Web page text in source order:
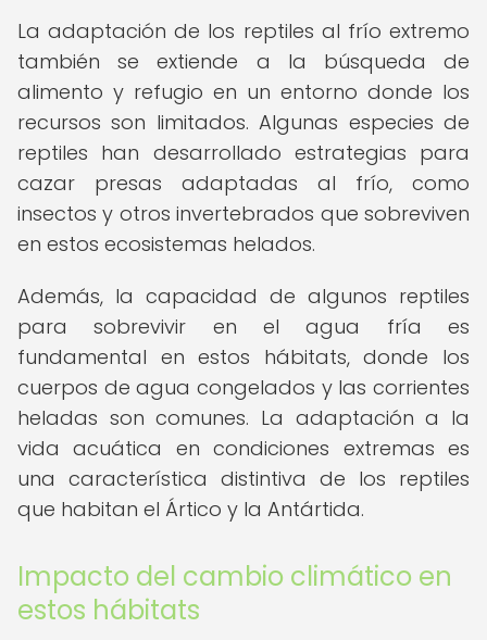
La adaptación de los reptiles al frío extremo
también se extiende a la búsqueda de
alimento y refugio en un entorno donde los
recursos son limitados. Algunas especies de
reptiles han desarrollado estrategias para
cazar presas adaptadas al frío, como
insectos y otros invertebrados que sobreviven
en estos ecosistemas helados.
Además, la capacidad de algunos reptiles
para sobrevivir en el agua fría es
fundamental en estos hábitats, donde los
cuerpos de agua congelados y las corrientes
heladas son comunes. La adaptación a la
vida acuática en condiciones extremas es
una característica distintiva de los reptiles
que habitan el Ártico y la Antártida.
Impacto del cambio climático en
estos hábitats